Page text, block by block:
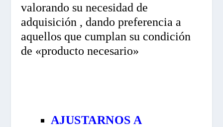
valorando su necesidad de
adquisición , dando preferencia a
aquellos que cumplan su condición
de «producto necesario»
AJUSTARNOS A